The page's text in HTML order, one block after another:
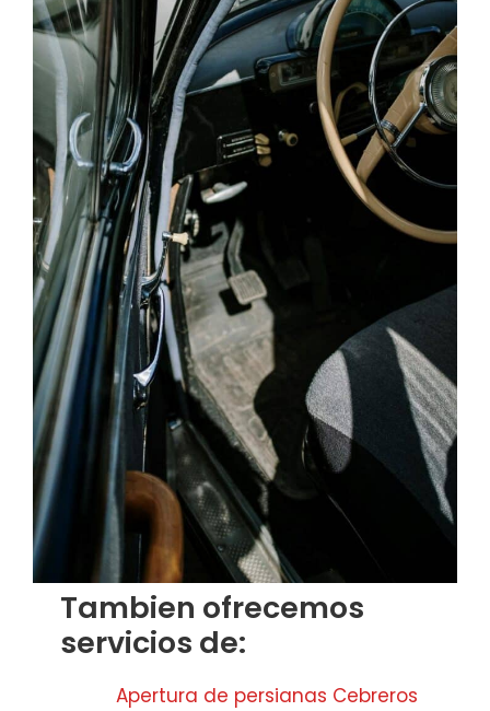
Tambien ofrecemos
servicios de:
Apertura de persianas Cebreros